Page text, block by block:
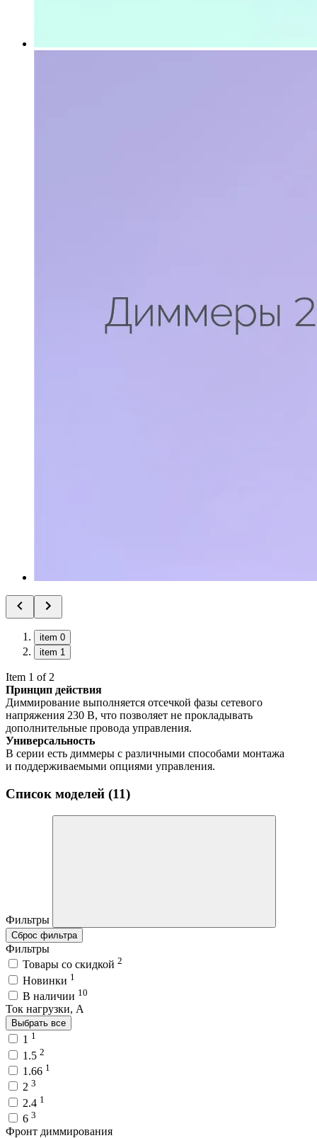
item 0
item 1
Item 1 of 2
Принцип действия
Диммирование выполняется отсечкой фазы сетевого
напряжения 230 В, что позволяет не прокладывать
дополнительные провода управления.
Универсальность
В серии есть диммеры с различными способами монтажа
и поддерживаемыми опциями управления.
Список моделей (11)
Фильтры
Сброс фильтра
Фильтры
Товары со скидкой 2
Новинки 1
В наличии 10
Ток нагрузки, A
Выбрать все
1 1
1.5 2
1.66 1
2 3
2.4 1
6 3
Фронт диммирования